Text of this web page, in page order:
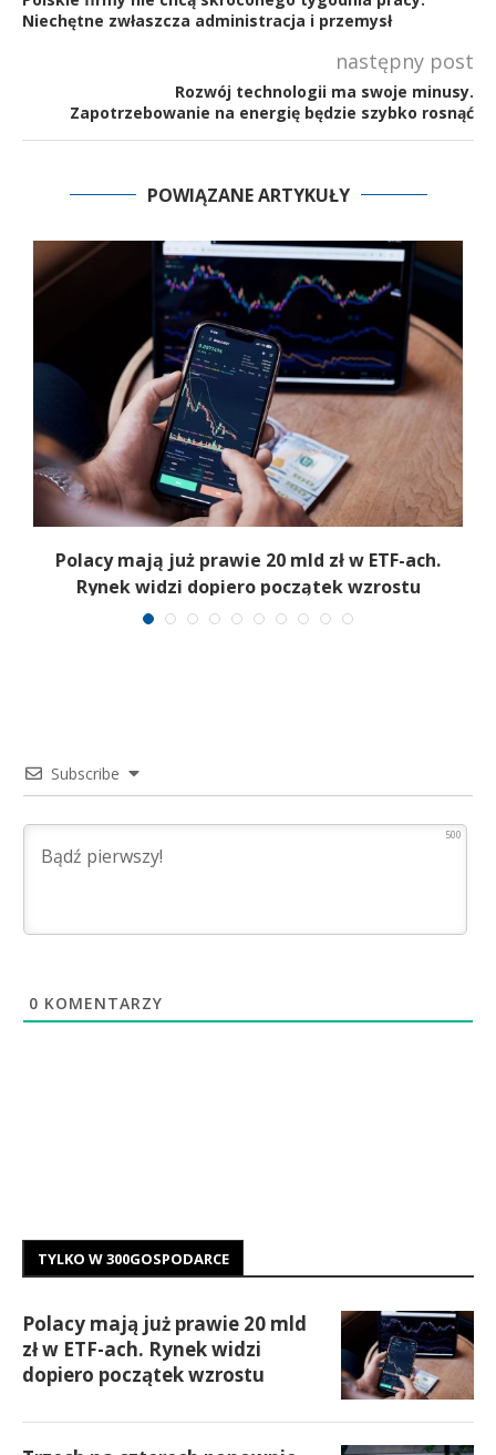
Niechętne zwłaszcza administracja i przemysł
następny post
Rozwój technologii ma swoje minusy.
Zapotrzebowanie na energię będzie szybko rosnąć
POWIĄZANE ARTYKUŁY
Polacy mają już prawie 20 mld zł w ETF-ach.
Rynek widzi dopiero początek wzrostu
Subscribe
500
0 KOMENTARZY
TYLKO W 300GOSPODARCE
Polacy mają już prawie 20 mld
zł w ETF-ach. Rynek widzi
dopiero początek wzrostu